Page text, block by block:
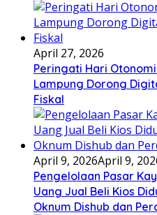
April 27, 2026
Peringati Hari
Lampung Dorong
Fiskal
April 9, 2026April 9,
Pengelolaan Pasar
Uang Jual Beli Kios
Oknum Dishub dan